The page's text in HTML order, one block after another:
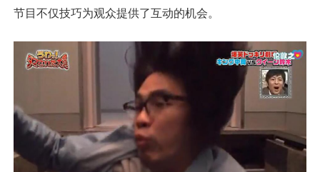
节目不仅技巧为观众提供了互动的机会。